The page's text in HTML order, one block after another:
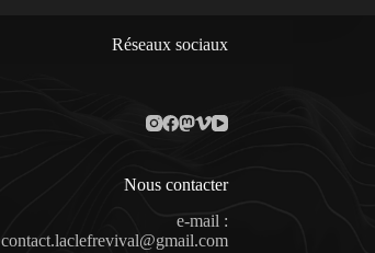
Réseaux sociaux
Nous contacter
e-mail :
contact.laclefrevival@gmail.com